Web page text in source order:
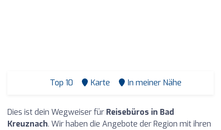
Top 10 Karte In meiner Nähe
Dies ist dein Wegweiser für Reisebüros in Bad
Kreuznach. Wir haben die Angebote der Region mit ihren